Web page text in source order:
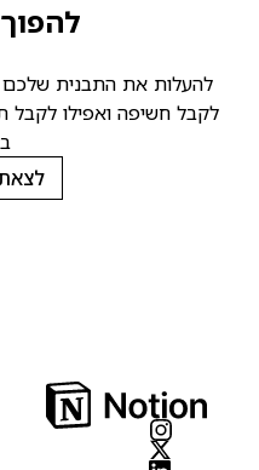
להפוך
לקבל חשיפה ואפילו לקבל
בלבד.
לצאת